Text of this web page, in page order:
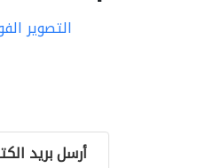
التصوير
أرسل بريد